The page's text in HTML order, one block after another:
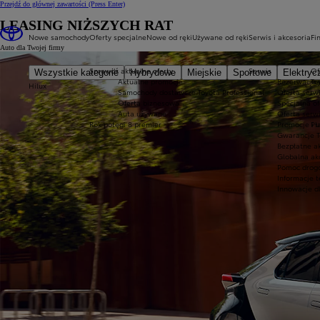
Przejdź do głównej zawartości (Press Enter)
Nowe samochody
Wszystkie kategorie Hybrydowe Miejskie Sportowe
Hilux
Oferty specjalne
Sprawdź aktualne oferty
Aktualne promocje
Samochody dostawcze Toyota Professional
Oferta biznesowa
Auta używane
Rok potęgi 8 premier
Nowe od rękiUżywane od rękiSerwis i akcesoria
Serwis
Rezerwacja
Oferta
Specjalna
Oferta
Promocje i
Gwarancje
Bezpłatne
Globalna
Pomoc
Informacje
Innowacje
LEASING NIŻSZYCH RAT
Auto dla Twojej firmy